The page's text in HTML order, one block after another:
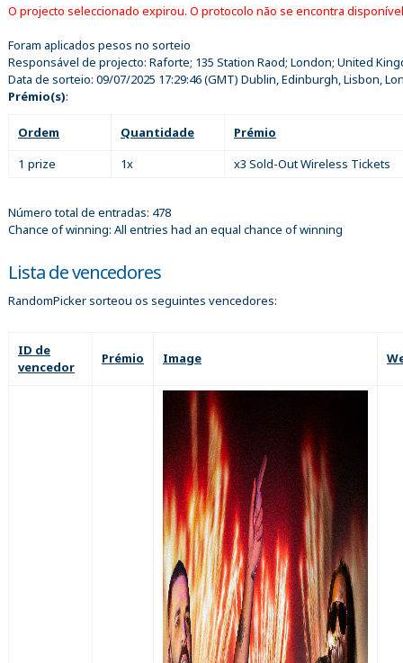
O projecto seleccionado expirou. O protocolo não se encontra
Foram aplicados pesos no sorteio
Responsável de projecto: Raforte; 135 Station Raod; London; United
Data de sorteio: 09/07/2025 17:29:46(GMT) Dublin, Edinburgh, Lisbon,
Prémio(s):
Ordem Quantidade
Prémio
1 prize
1x x3 Sold-Out Wireless Tickets
Número total de entradas: 478
Chance of winning: All entries had an equal chance of winning
Lista de vencedores
RandomPicker sorteou os seguintes vencedores:
ID de
vencedor
Prémio Image